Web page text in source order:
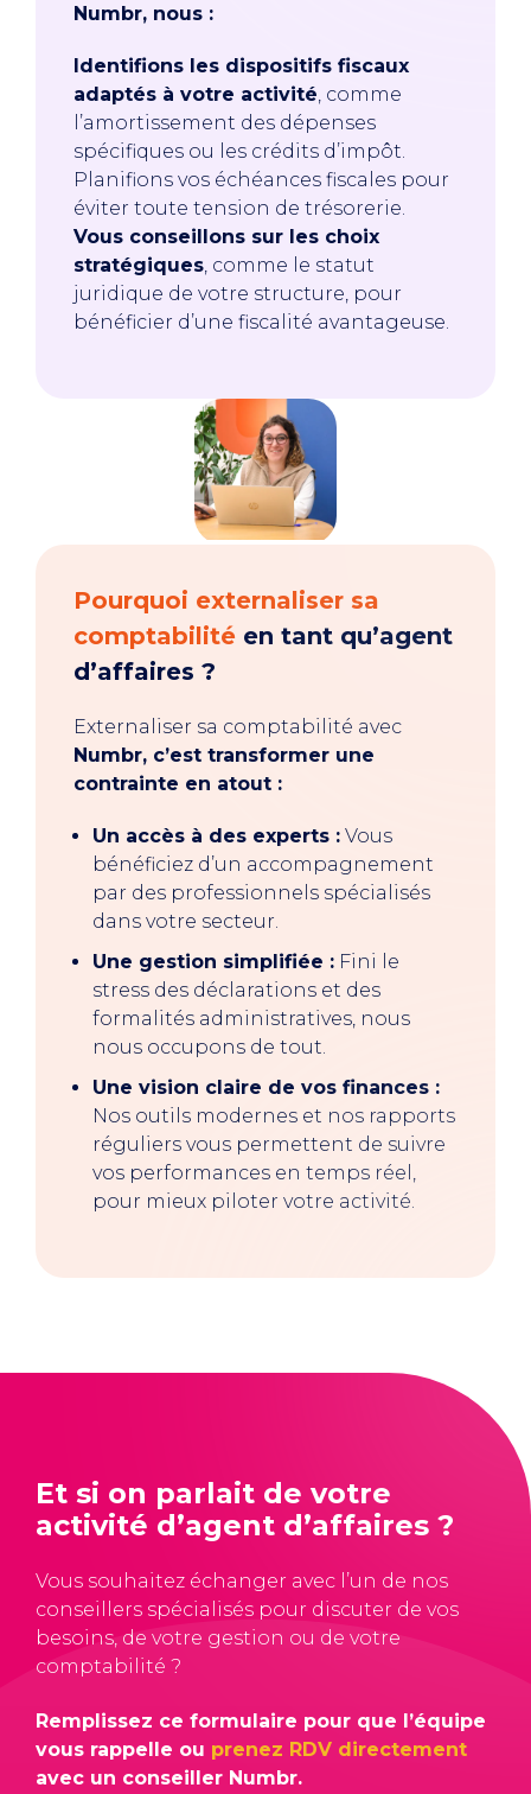
Numbr, nous :
Identifions les dispositifs fiscaux
adaptés à votre activité , comme
l’amortissement des dépenses
spécifiques ou les crédits d’impôt.
Planifions vos échéances fiscales pour
éviter toute tension de trésorerie.
Vous conseillons sur les choix
stratégiques , comme le statut
juridique de votre structure, pour
bénéficier d’une fiscalité avantageuse.
Pourquoi externaliser sa
comptabilité en tant qu’agent
d’affaires ?
Externaliser sa comptabilité avec
Numbr, c’est transformer une
contrainte en atout :
Un accès à des experts : Vous
bénéficiez d’un accompagnement
par des professionnels spécialisés
dans votre secteur.
Une gestion simplifiée : Fini le
stress des déclarations et des
formalités administratives, nous
nous occupons de tout.
Une vision claire de vos finances :
Nos outils modernes et nos rapports
réguliers vous permettent de suivre
vos performances en temps réel,
pour mieux piloter votre activité.
Et si on parlait de votre
activité d’agent d’affaires ?
Vous souhaitez échanger avec l’un de nos
conseillers spécialisés pour discuter de vos
besoins, de votre gestion ou de votre
comptabilité ?
Remplissez ce formulaire pour que l’équipe
vous rappelle ou prenez RDV directement
avec un conseiller Numbr.